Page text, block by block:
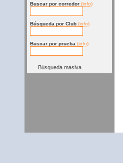
Buscar por corredor (info)
Búsqueda por Club (info)
Buscar por prueba (info)
Búsqueda masiva